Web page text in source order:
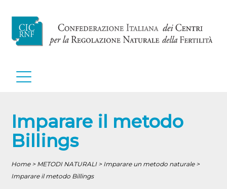
Imparare il metodo
Billings
Home > METODI NATURALI > Imparare un metodo naturale >
Imparare il metodo Billings